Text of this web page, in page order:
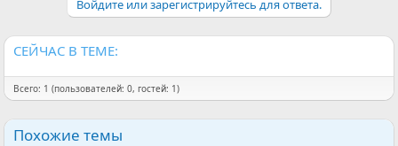
Войдите или зарегистрируйтесь для ответа.
СЕЙЧАС В ТЕМЕ:
Всего: 1 (пользователей: 0, гостей: 1)
Похожие темы